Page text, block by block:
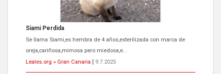
Siami Perdida
Se llama Siami,es hembra de 4 años,esterilizada con marca de
oreja,cariñosa,mimosa pero miedosa,e...
Leales.org » Gran Canaria
9.7.2025